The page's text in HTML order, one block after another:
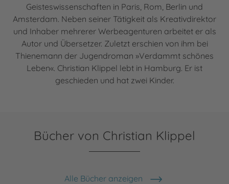
Geisteswissenschaften in Paris, Rom, Berlin und
Amsterdam. Neben seiner Tätigkeit als Kreativdirektor
und Inhaber mehrerer Werbeagenturen arbeitet er als
Autor und Übersetzer. Zuletzt erschien von ihm bei
Thienemann der Jugendroman »Verdammt schönes
Leben«. Christian Klippel lebt in Hamburg. Er ist
geschieden und hat zwei Kinder.
Bücher von Christian Klippel
Alle Bücher anzeigen